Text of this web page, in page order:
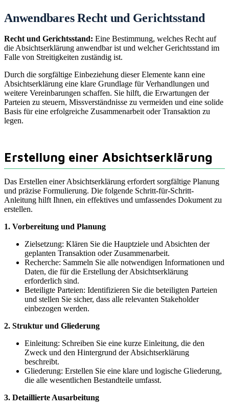
Anwendbares Recht und Gerichtsstand
Recht und Gerichtsstand: Eine Bestimmung, welches Recht auf
die Absichtserklärung anwendbar ist und welcher Gerichtsstand im
Falle von Streitigkeiten zuständig ist.
Durch die sorgfältige Einbeziehung dieser Elemente kann eine
Absichtserklärung eine klare Grundlage für Verhandlungen und
weitere Vereinbarungen schaffen. Sie hilft, die Erwartungen der
Parteien zu steuern, Missverständnisse zu vermeiden und eine solide
Basis für eine erfolgreiche Zusammenarbeit oder Transaktion zu
legen.
Erstellung einer Absichtserklärung
Das Erstellen einer Absichtserklärung erfordert sorgfältige Planung
und präzise Formulierung. Die folgende Schritt-für-Schritt-
Anleitung hilft Ihnen, ein effektives und umfassendes Dokument zu
erstellen.
1. Vorbereitung und Planung
Zielsetzung: Klären Sie die Hauptziele und Absichten der
geplanten Transaktion oder Zusammenarbeit.
Recherche: Sammeln Sie alle notwendigen Informationen und
Daten, die für die Erstellung der Absichtserklärung
erforderlich sind.
Beteiligte Parteien: Identifizieren Sie die beteiligten Parteien
und stellen Sie sicher, dass alle relevanten Stakeholder
einbezogen werden.
2. Struktur und Gliederung
Einleitung: Schreiben Sie eine kurze Einleitung, die den
Zweck und den Hintergrund der Absichtserklärung
beschreibt.
Gliederung: Erstellen Sie eine klare und logische Gliederung,
die alle wesentlichen Bestandteile umfasst.
3. Detaillierte Ausarbeitung